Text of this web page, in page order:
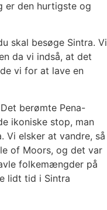
er den hurtigste og
skal besøge Sintra. Vi
da vi indså, at det
vi for at lave en
berømte Pena-
ikoniske stop, man
Vi elsker at vandre, så
of Moors, og det var
folkemængder på
lidt tid i Sintra